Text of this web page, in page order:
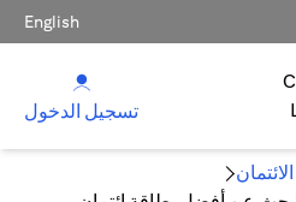
English
تسجيل الدخول